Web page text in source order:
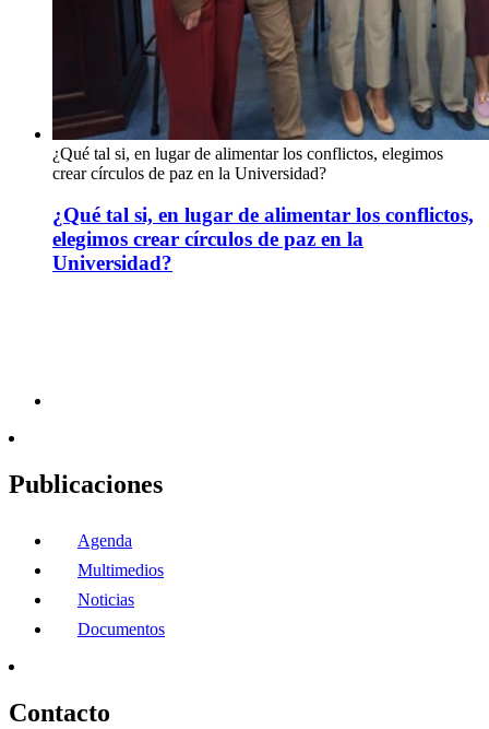
¿Qué tal si, en lugar de alimentar los conflictos, elegimos
crear círculos de paz en la Universidad?
¿Qué tal si, en lugar de alimentar los conflictos,
elegimos crear círculos de paz en la
Universidad?
Publicaciones
Agenda
Multimedios
Noticias
Documentos
Contacto